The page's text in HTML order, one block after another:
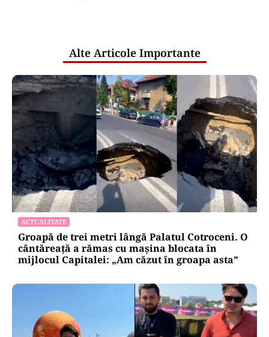
Alte Articole Importante
ACTUALITATE
Groapă de trei metri lângă Palatul Cotroceni. O
cântăreață a rămas cu mașina blocata în
mijlocul Capitalei: „Am căzut în groapa asta”